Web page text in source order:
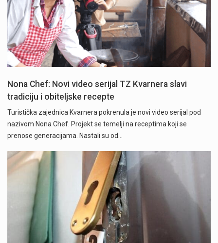
Nona Chef: Novi video serijal TZ Kvarnera slavi
tradiciju i obiteljske recepte
Turistička zajednica Kvarnera pokrenula je novi video serijal pod
nazivom Nona Chef. Projekt se temelji na receptima koji se
prenose generacijama. Nastali su od…